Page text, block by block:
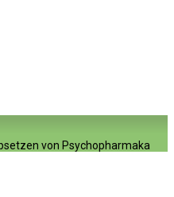
von Psychopharmaka